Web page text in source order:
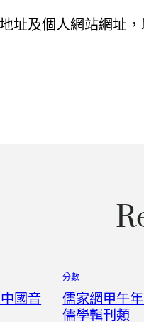
址及個人網站網址
國音
分數
儒家網甲午
儒學輯刊類